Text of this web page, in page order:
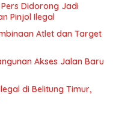
Pers Didorong Jadi
Pinjol Ilegal
Atlet dan Target
Akses Jalan Baru
di Belitung Timur,